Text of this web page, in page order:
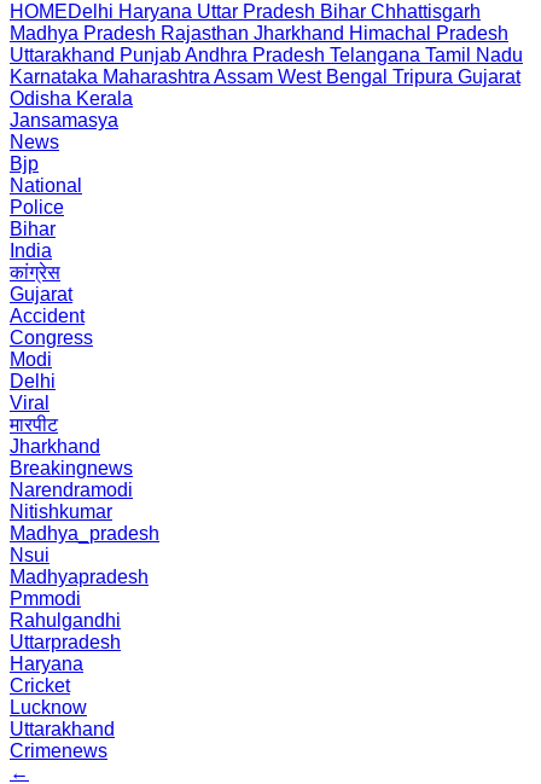
HOMEDelhi Haryana Uttar Pradesh Bihar Chhattisgarh
Madhya Pradesh Rajasthan Jharkhand Himachal Pradesh
Uttarakhand PunjabAndhra Pradesh Telangana Tamil Nadu
Karnataka Maharashtra Assam West Bengal Tripura Gujarat
Odisha Kerala
Jansamasya
News
Bjp
National
Police
Bihar
India
कांग्रेस
Gujarat
Accident
Congress
Modi
Delhi
Viral
मारपीट
Jharkhand
Breakingnews
Narendramodi
Nitishkumar
Madhya_pradesh
Nsui
Madhyapradesh
Pmmodi
Rahulgandhi
Uttarpradesh
Haryana
Cricket
Lucknow
Uttarakhand
Crimenews
←